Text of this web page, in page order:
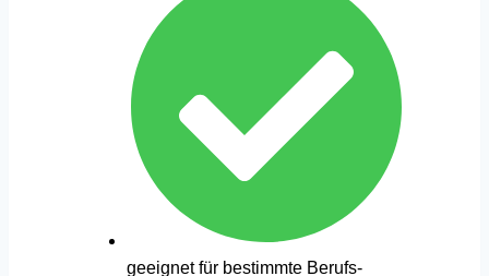
geeignet für bestimmte Berufs-